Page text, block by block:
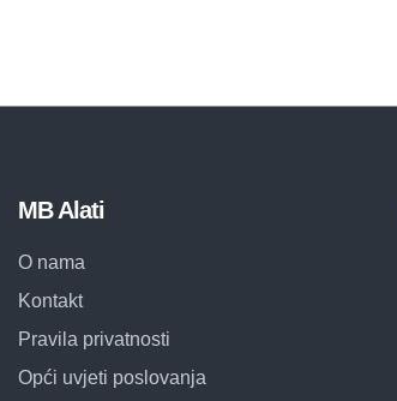
MB Alati
O nama
Kontakt
Pravila privatnosti
Opći uvjeti poslovanja